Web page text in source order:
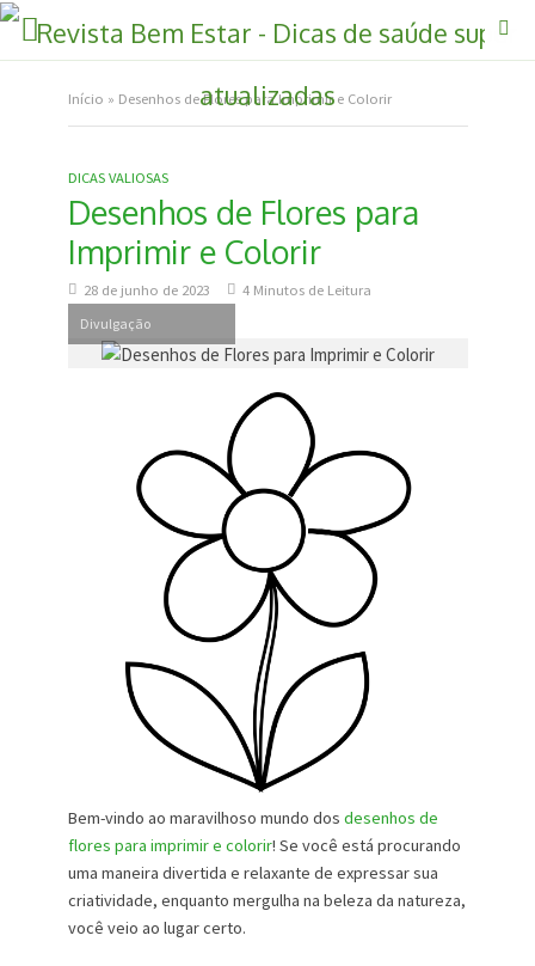
Início » Desenhos de Flores para Imprimir e Colorir
DICAS VALIOSAS
Desenhos de Flores para
Imprimir e Colorir
28 de junho de 2023
4 Minutos de Leitura
Divulgação
Bem-vindo ao maravilhoso mundo dos desenhos de
flores para imprimir e colorir! Se você está procurando
uma maneira divertida e relaxante de expressar sua
criatividade, enquanto mergulha na beleza da natureza,
você veio ao lugar certo.